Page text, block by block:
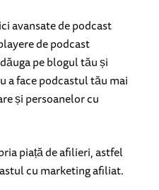
avansate de podcast
de podcast
pe blogul tău și
a face podcastul tău mai
și persoanelor cu
piață de afilieri, astfel
cu marketing afiliat.